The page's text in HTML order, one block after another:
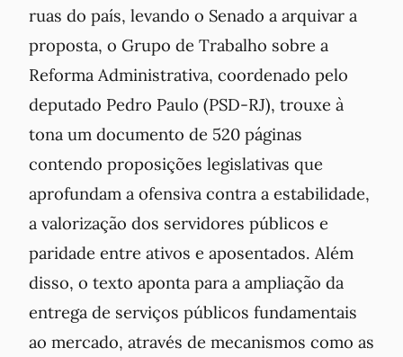
ruas do país, levando o Senado a arquivar a
proposta, o Grupo de Trabalho sobre a
Reforma Administrativa, coordenado pelo
deputado Pedro Paulo (PSD-RJ), trouxe à
tona um documento de 520 páginas
contendo proposições legislativas que
aprofundam a ofensiva contra a estabilidade,
a valorização dos servidores públicos e
paridade entre ativos e aposentados. Além
disso, o texto aponta para a ampliação da
entrega de serviços públicos fundamentais
ao mercado, através de mecanismos como as